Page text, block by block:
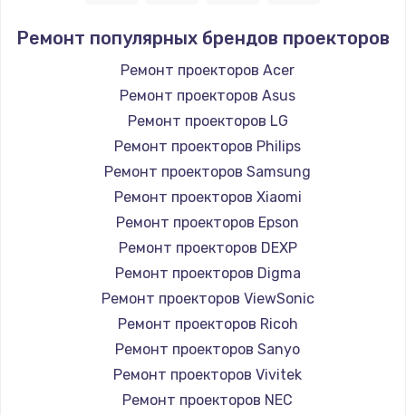
Ремонт популярных брендов проекторов
Ремонт проекторов Acer
Ремонт проекторов Asus
Ремонт проекторов LG
Ремонт проекторов Philips
Ремонт проекторов Samsung
Ремонт проекторов Xiaomi
Ремонт проекторов Epson
Ремонт проекторов DEXP
Ремонт проекторов Digma
Ремонт проекторов ViewSonic
Ремонт проекторов Ricoh
Ремонт проекторов Sanyo
Ремонт проекторов Vivitek
Ремонт проекторов NEC